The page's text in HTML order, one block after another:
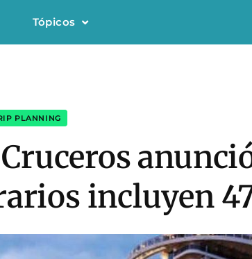
Tópicos
PLANNING
incluyen